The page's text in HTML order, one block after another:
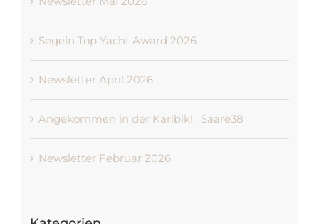
Segeln Top Yacht Award 2026
Newsletter April 2026
Angekommen in der Karibik! , Saare38